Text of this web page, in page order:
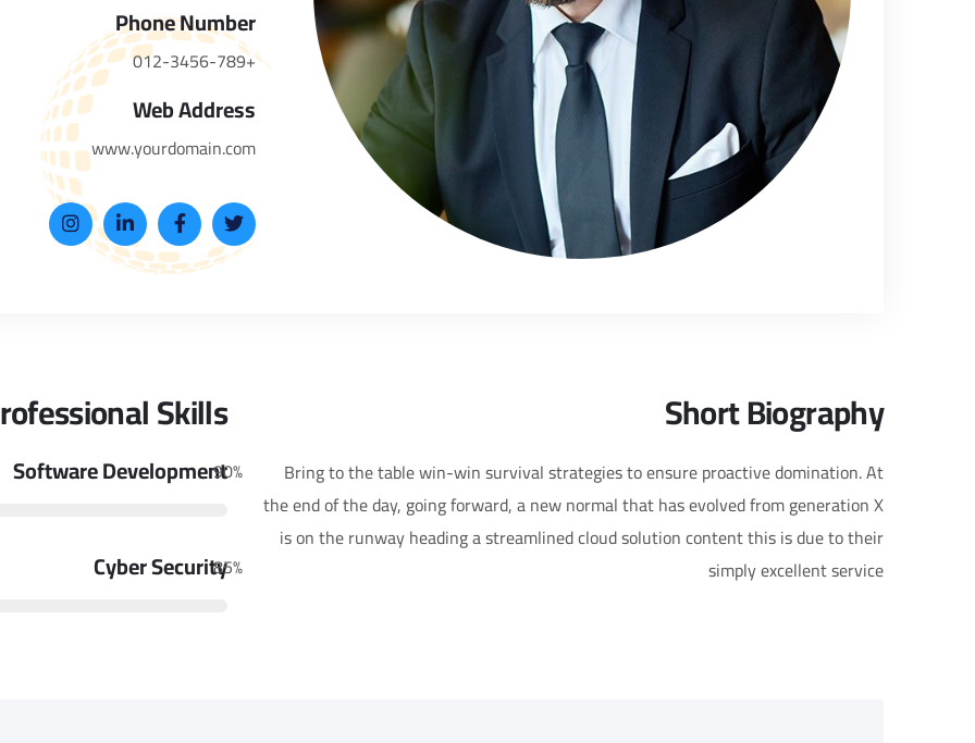
Phone Number
+012-3456-789
Web Address
www.yourdomain.com
Short Biography​
Bring to the table win-win survival strategies to ensure proactive domination. At
the end of the day, going forward, a new normal that has evolved from generation X
is on the runway heading a streamlined cloud solution content this is due to their
simply excellent service
Skills​
Software Development
90%
Cyber Security
85%